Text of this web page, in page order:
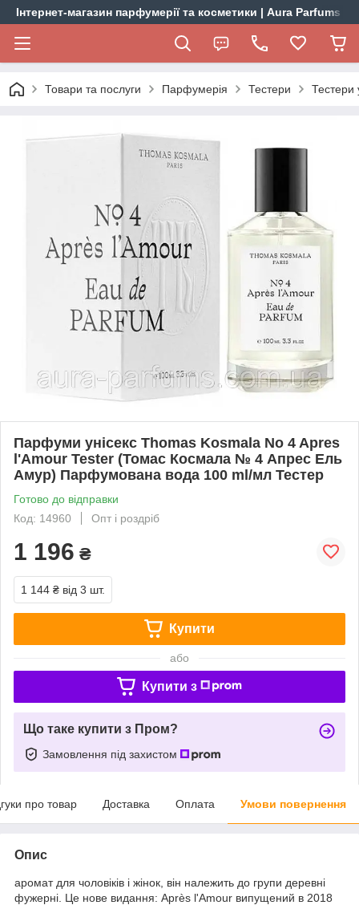
Інтернет-магазин парфумерії та косметики | Aura Parfums
Товари та послуги Парфумерія Тестери Тестери
Парфуми унісекс Thomas Kosmala No 4 Apres
l'Amour Tester (Томас Космала № 4 Апрес Ель
Амур) Парфумована вода 100 ml/мл Тестер
Готово до відправки
Код: 14960
Опт і роздріб
1 196 ₴
1 144 ₴ від 3 шт.
Купити
або
Купити з
Що таке купити з Пром?
Замовлення під захистом
про товар Доставка Оплата Умови повернення
Опис
аромат для чоловіків і жінок, він належить до групи деревні
фужерні. Це нове видання: Après l'Amour випущений в 2018